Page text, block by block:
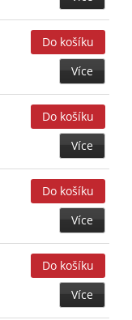
Více
Více
Více
Více